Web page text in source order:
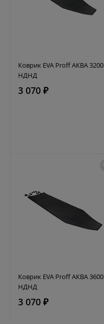
Коврик EVA Proff АКВА 3200
НДНД
3 070 ₽
Коврик EVA Proff АКВА 3600
НДНД
3 070 ₽